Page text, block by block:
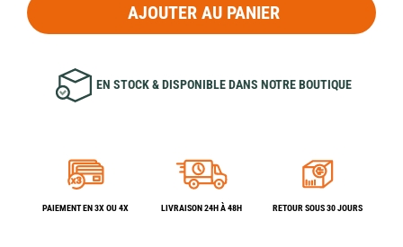
AJOUTER AU PANIER
EN STOCK & DISPONIBLE DANS NOTRE BOUTIQUE
PAIEMENT EN 3X OU 4X LIVRAISON 24H À 48H RETOUR SOUS 30 JOURS